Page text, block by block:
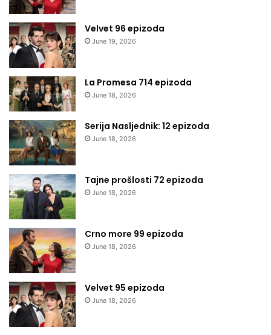
Velvet 96 epizoda
June 19, 2026
La Promesa 714 epizoda
June 18, 2026
Serija Nasljednik: 12 epizoda
June 18, 2026
Tajne prošlosti 72 epizoda
June 18, 2026
Crno more 99 epizoda
June 18, 2026
Velvet 95 epizoda
June 18, 2026